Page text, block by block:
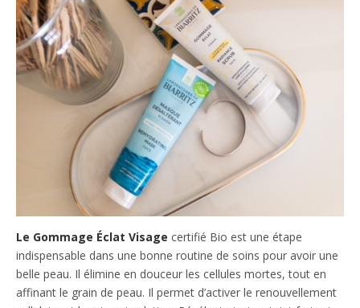
Le Gommage Éclat Visage certifié Bio est une étape
indispensable dans une bonne routine de soins pour avoir une
belle peau. Il élimine en douceur les cellules mortes, tout en
affinant le grain de peau. Il permet d’activer le renouvellement